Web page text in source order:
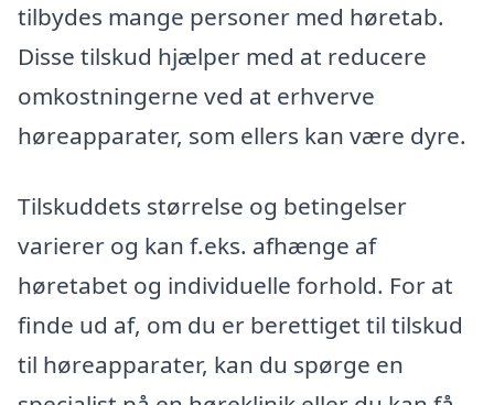
tilbydes mange personer med høretab.
Disse tilskud hjælper med at reducere
omkostningerne ved at erhverve
høreapparater, som ellers kan være dyre.
Tilskuddets størrelse og betingelser
varierer og kan f.eks. afhænge af
høretabet og individuelle forhold. For at
finde ud af, om du er berettiget til tilskud
til høreapparater, kan du spørge en